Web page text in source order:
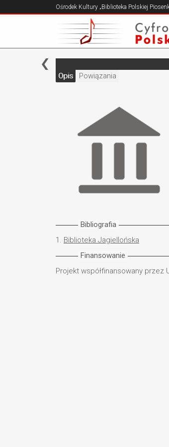
Ośrodek Kultury „Biblioteka Polskiej
Opis Powiązania
Bibliografia
1. Biblioteka Jagiellońska
Finansowanie
Projekt współfinansowany przez